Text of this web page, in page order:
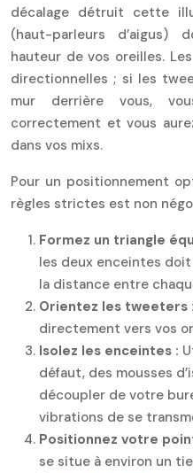
décalage détruit cette
(haut-parleurs d’aigus)
hauteur de vos oreilles.
directionnelles ; si les
mur derrière vous,
correctement et vous
dans vos mixs.
Pour un positionnement
règles strictes est non
Formez un triangle
les deux enceintes
la distance entre
Orientez les tweeters :
directement vers vos
Isolez les enceintes :
défaut, des mousses
découpler de votre
vibrations de se
Positionnez votre
se situe à environ un